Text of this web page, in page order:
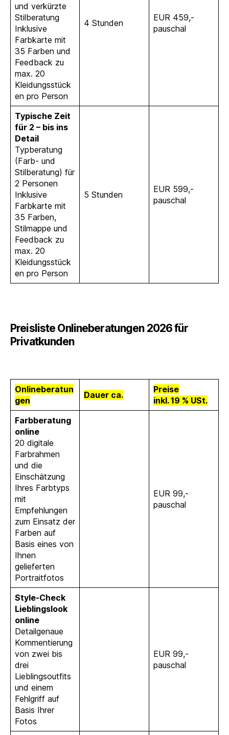
und verkürzte
Stilberatung
Inklusive
Farbkarte mit
35 Farben und
Feedback zu
max. 20
Kleidungsstück
en pro Person
4 Stunden
EUR 459,-
pauschal
Typische Zeit
für 2 – bis ins
Detail
Typberatung
(Farb- und
Stilberatung) für
2 Personen
Inklusive
Farbkarte mit
35 Farben,
Stilmappe und
Feedback zu
max. 20
Kleidungsstück
en pro Person
5 Stunden
EUR 599,-
pauschal
Preisliste Onlineberatungen 2026 für
Privatkunden
Onlineberatun
gen
Dauer ca.
Preise
inkl. 19 % USt.
Farbberatung
online
20 digitale
Farbrahmen
und die
Einschätzung
Ihres Farbtyps
mit
Empfehlungen
zum Einsatz der
Farben auf
Basis eines von
Ihnen
gelieferten
Portraitfotos
EUR 99,-
pauschal
Style-Check
Lieblingslook
online
Detailgenaue
Kommentierung
von zwei bis
drei
Lieblingsoutfits
und einem
Fehlgriff auf
Basis Ihrer
Fotos
EUR 99,-
pauschal